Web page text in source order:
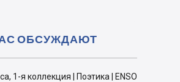
1-я коллекция | Поэтика | ENSO
ОБСУЖДАЮТ